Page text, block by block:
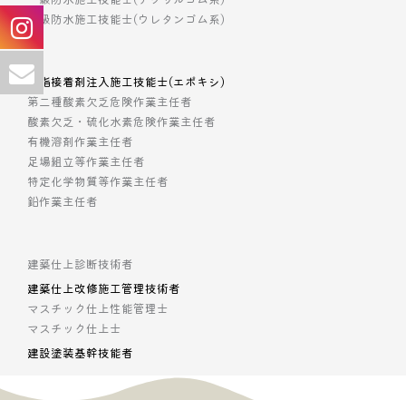
一級防水施工技能士(ウレタンゴム系)
樹脂接着剤注入施工技能士(エポキシ)
第二種酸素欠乏危険作業主任者
酸素欠乏・硫化水素危険作業主任者
有機溶剤作業主任者
足場組立等作業主任者
特定化学物質等作業主任者
鉛作業主任者
建築仕上診断技術者
建築仕上改修施工管理技術者
マスチック仕上性能管理士
マスチック仕上士
建設塗装基幹技能者